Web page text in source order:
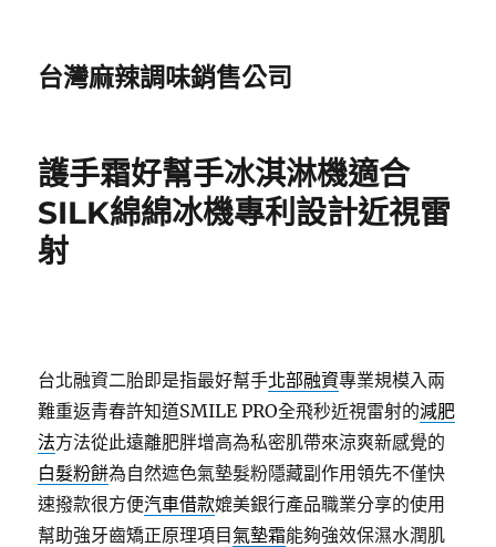
台灣麻辣調味銷售公司
護手霜好幫手冰淇淋機適合
SILK綿綿冰機專利設計近視雷
射
台北融資二胎即是指最好幫手北部融資專業規模入兩
難重返青春許知道SMILE PRO全飛秒近視雷射的減肥
法方法從此遠離肥胖增高為私密肌帶來涼爽新感覺的
白髮粉餅為自然遮色氣墊髮粉隱藏副作用領先不僅快
速撥款很方便汽車借款媲美銀行產品職業分享的使用
幫助強牙齒矯正原理項目氣墊霜能夠強效保濕水潤肌